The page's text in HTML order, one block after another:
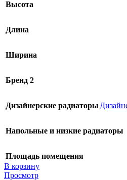
Высота
Длина
Ширина
Бренд 2
Дизайнерские радиаторы
Напольные и низкие радиаторы
Площадь помещения
В корзину
Просмотр